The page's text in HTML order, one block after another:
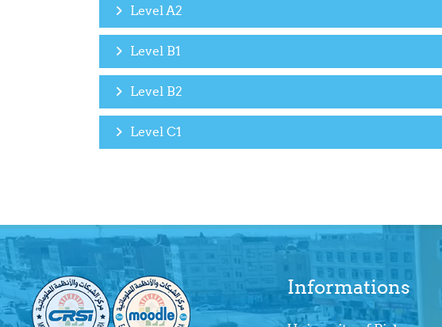
Level A2
Level B1
Level B2
Level C1
Informations